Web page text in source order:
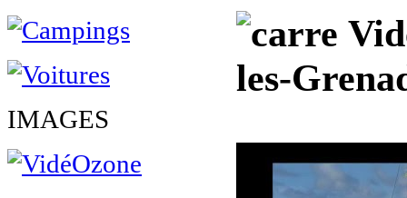
IMAGES
les-